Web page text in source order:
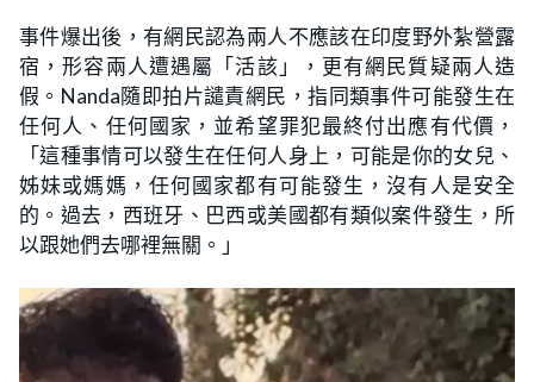
事件爆出後，有網民認為兩人不應該在印度野外紮營露
宿，形容兩人遭遇屬「活該」，更有網民質疑兩人造
假。Nanda隨即拍片譴責網民，指同類事件可能發生在
任何人、任何國家，並希望罪犯最終付出應有代價，
「這種事情可以發生在任何人身上，可能是你的女兒、
姊妹或媽媽，任何國家都有可能發生，沒有人是安全
的。過去，西班牙、巴西或美國都有類似案件發生，所
以跟她們去哪裡無關。」